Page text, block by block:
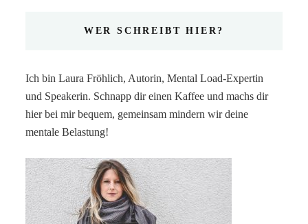
WER SCHREIBT HIER?
Ich bin Laura Fröhlich, Autorin, Mental Load-Expertin
und Speakerin. Schnapp dir einen Kaffee und machs dir
hier bei mir bequem, gemeinsam mindern wir deine
mentale Belastung!